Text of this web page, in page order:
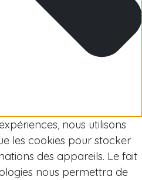
nous utilisons
les cookies pour stocker
des appareils. Le fait
nous permettra de